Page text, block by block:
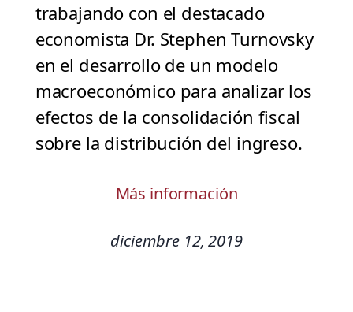
trabajando con el destacado
economista Dr. Stephen Turnovsky
en el desarrollo de un modelo
macroeconómico para analizar los
efectos de la consolidación fiscal
sobre la distribución del ingreso.
Más información
diciembre 12, 2019